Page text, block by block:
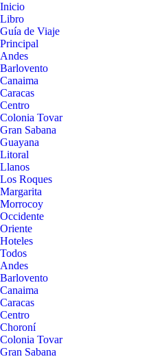
Inicio
Libro
Guía de Viaje
Principal
Andes
Barlovento
Canaima
Caracas
Centro
Colonia Tovar
Gran Sabana
Guayana
Litoral
Llanos
Los Roques
Margarita
Morrocoy
Occidente
Oriente
Hoteles
Todos
Andes
Barlovento
Canaima
Caracas
Centro
Choroní
Colonia Tovar
Gran Sabana